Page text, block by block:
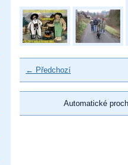
← Předchozí
Automatické